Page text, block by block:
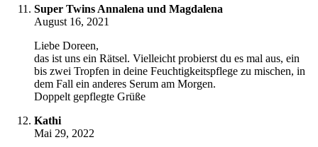
Super Twins Annalena und Magdalena
August 16, 2021
Liebe Doreen,
das ist uns ein Rätsel. Vielleicht probierst du es mal aus, ein
bis zwei Tropfen in deine Feuchtigkeitspflege zu mischen, in
dem Fall ein anderes Serum am Morgen.
Doppelt gepflegte Grüße
Kathi
Mai 29, 2022